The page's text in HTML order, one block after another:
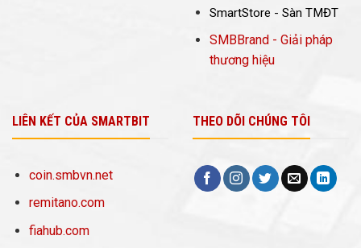
SmartStore - Sàn TMĐT
SMBBrand - Giải pháp
thương hiệu
LIÊN KẾT CỦA SMARTBIT
coin.smbvn.net
remitano.com
fiahub.com
THEO DÕI CHÚNG TÔI